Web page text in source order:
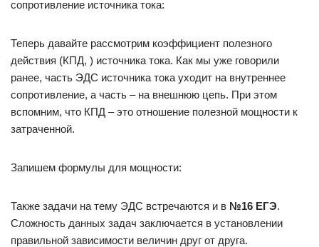
сопротивление источника тока:
Теперь давайте рассмотрим коэффициент полезного
действия (КПД, ) источника тока. Как мы уже говорили
ранее, часть ЭДС источника тока уходит на внутреннее
сопротивление, а часть – на внешнюю цепь. При этом
вспомним, что КПД – это отношение полезной мощности к
затраченной.
Запишем формулы для мощности:
Также задачи на тему ЭДС встречаются и в №16 ЕГЭ.
Сложность данных задач заключается в установлении
правильной зависимости величин друг от друга.